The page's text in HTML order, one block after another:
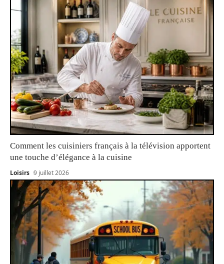
Comment les cuisiniers français à la télévision apportent
une touche d’élégance à la cuisine
Loisirs 9 juillet 2026